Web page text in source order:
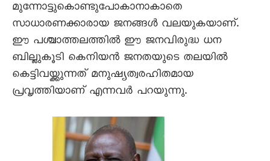
മുന്നോട്ടുകൊണ്ടുപോകാനാകാതെ
സാധാരണക്കാരായ ജനങ്ങൾ വലയുകയാണ്.
ഈ പശ്ചാത്തലത്തിൽ ഈ ജനവിരുദ്ധ ധന
ബില്ലുകൂടി കെനിയൻ ജനതയുടെ തലയിൽ
കെട്ടിവയ്ക്കുന്നത് മനുഷ്യത്വരഹിതമായ
പ്രവൃത്തിയാണ് എന്നവർ പറയുന്നു.